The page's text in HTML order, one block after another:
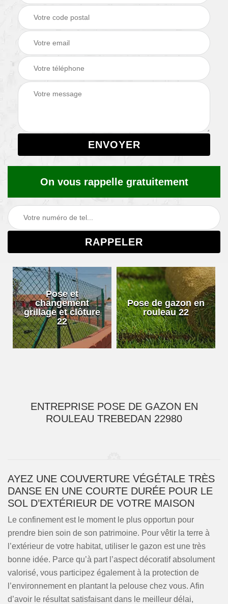
On vous rappelle gratuitement
Pose et
changement
grillage et clôture
22
Pose de gazon en
rouleau 22
ENTREPRISE POSE DE GAZON EN
ROULEAU TREBEDAN 22980
AYEZ UNE COUVERTURE VÉGÉTALE TRÈS
DANSE EN UNE COURTE DURÉE POUR LE
SOL D’EXTÉRIEUR DE VOTRE MAISON
Le confinement est le moment le plus opportun pour
prendre bien soin de son patrimoine. Pour vêtir la terre à
l’extérieur de votre habitat, utiliser le gazon est une très
bonne idée. Parce qu’à part l’aspect décoratif absolument
valorisé, vous participez également à la protection de
l’environnement en plantant la pelouse chez vous. Afin
d’avoir le résultat satisfaisant dans le meilleur délai,